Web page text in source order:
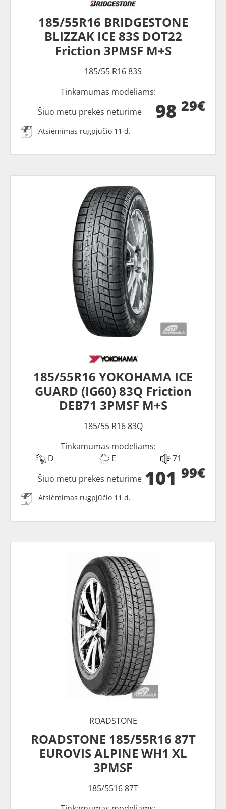
185/55R16 BRIDGESTONE
BLIZZAK ICE 83S DOT22
Friction 3PMSF M+S
185/55 R16 83S
Tinkamumas modeliams:
98 29€
Šiuo metu prekės neturime
Atsiėmimas rugpjūčio 11 d.
185/55R16 YOKOHAMA ICE
GUARD (IG60) 83Q Friction
DEB71 3PMSF M+S
185/55 R16 83Q
Tinkamumas modeliams:
D
E 71
101 99€
Šiuo metu prekės neturime
Atsiėmimas rugpjūčio 11 d.
ROADSTONE
ROADSTONE 185/55R16 87T
EUROVIS ALPINE WH1 XL
3PMSF
185/5516 87T